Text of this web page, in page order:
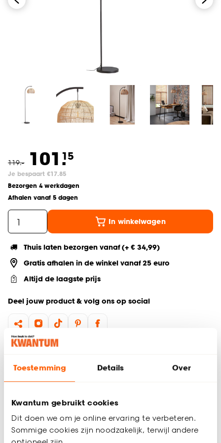
Toestemming Details Over
Kwantum gebruikt cookies
Dit doen we om je online ervaring te verbeteren.
Sommige cookies zijn noodzakelijk, terwijl andere
119.- 101.15
Je bespaart €17.85
Bezorgen 4 werkdagen
Afhalen vanaf 5 dagen
In winkelwagen
Thuis laten bezorgen vanaf (+ € 34,99)
Gratis afhalen in de winkel vanaf 25 euro
Altijd de laagste prijs
Deel jouw product & volg ons op social
Naturel vloerlamp
185 cm hoog
Vloerlamp Segin heeft een schitterende ronde kap van
gevlochten touw. Plaats deze staande lamp in jouw
woonkamer, slaapkamer of eetkamer voor een sfeervolle